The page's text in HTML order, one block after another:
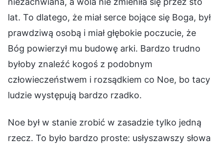
lat. To dlatego, że miał serce bojące się Boga, był
prawdziwą osobą i miał głębokie poczucie, że
Bóg powierzył mu budowę arki. Bardzo trudno
byłoby znaleźć kogoś z podobnym
człowieczeństwem i rozsądkiem co Noe, bo tacy
ludzie występują bardzo rzadko.
Noe był w stanie zrobić w zasadzie tylko jedną
rzecz. To było bardzo proste: usłyszawszy słowa